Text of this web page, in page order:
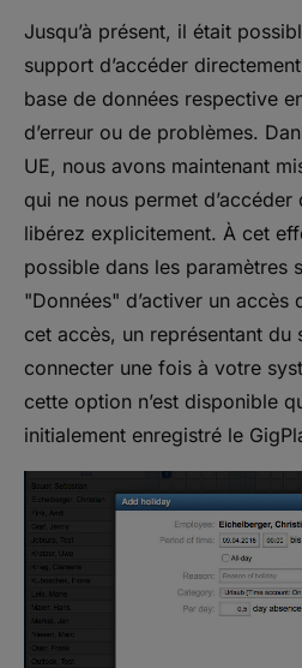
Jusqu’à présent, il était
support d’accéder
base de données respective
d’erreur ou de problèmes.
UE, nous avons maintenant
qui ne nous permet
libérez explicitement. À cet
possible dans les paramètres
"Données" d’activer un accès
cet accès, un représentant du
connecter une fois à votre
cette option n’est disponible
initialement enregistré le